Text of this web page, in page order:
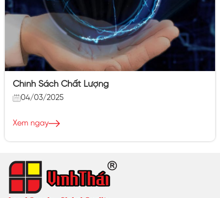
Chính Sách Chất Lượng
04/03/2025
Xem ngay